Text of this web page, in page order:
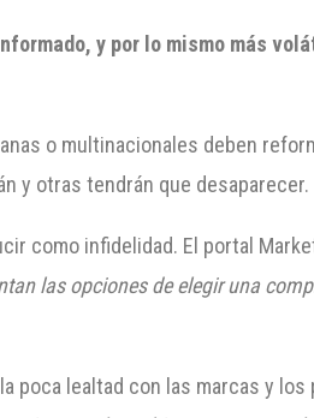
y por lo mismo más
o multinacionales deben
y otras tendrán que desaparecer.
como infidelidad. El portal
las opciones de elegir una
poca lealtad con las marcas y